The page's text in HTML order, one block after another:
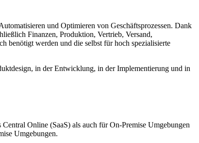
und Optimieren von Geschäftsprozessen. Dank
Finanzen, Produktion, Vertrieb, Versand,
benötigt werden und die selbst für hoch spezialisierte
in der Entwicklung, in der Implementierung und in
Online (SaaS) als auch für On-Premise Umgebungen
Umgebungen.